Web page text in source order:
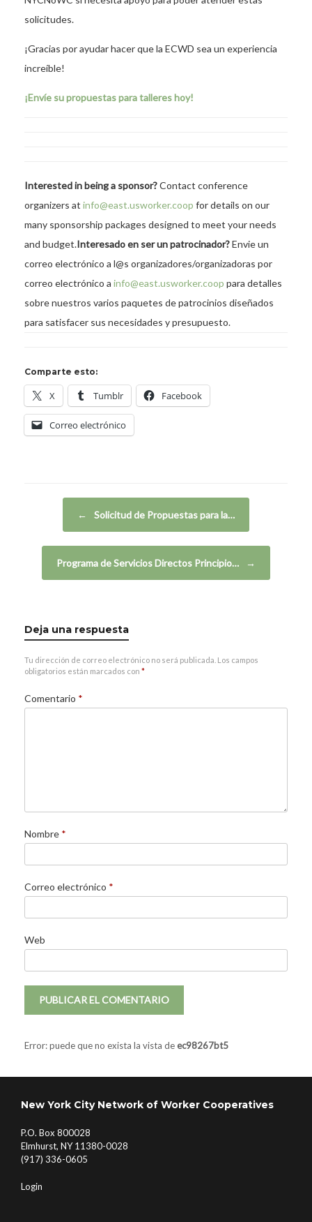
solicitudes.
¡Gracias por ayudar hacer que la ECWD sea un experiencia
increíble!
¡Envíe su propuestas para talleres hoy!
Interested in being a sponsor?Contact conference
organizers at info@east.usworker.coop for details on our
many sponsorship packages designed to meet your needs
and budget.Interesado en ser un patrocinador?Envie un
correo electrónico a l@s organizadores/organizadoras por
correo electrónico a info@east.usworker.coop para detalles
sobre nuestros varios paquetes de patrocinios diseñados
para satisfacer sus necesidades y presupuesto.
Comparte esto:
X Tumblr Facebook
Correo electrónico
← Solicitud de Propuestas para la…
Programa de Servicios Directos Principio… →
Deja una respuesta
Tu dirección de correo electrónico no será publicada. Los campos
obligatorios están marcados con *
Comentario *
Nombre *
Correo electrónico *
Web
Error: puede que no exista la vista de ec98267bt5
New York City Network of Worker Cooperatives
P.O. Box 800028
Elmhurst, NY 11380-0028
(917) 336-0605
Login